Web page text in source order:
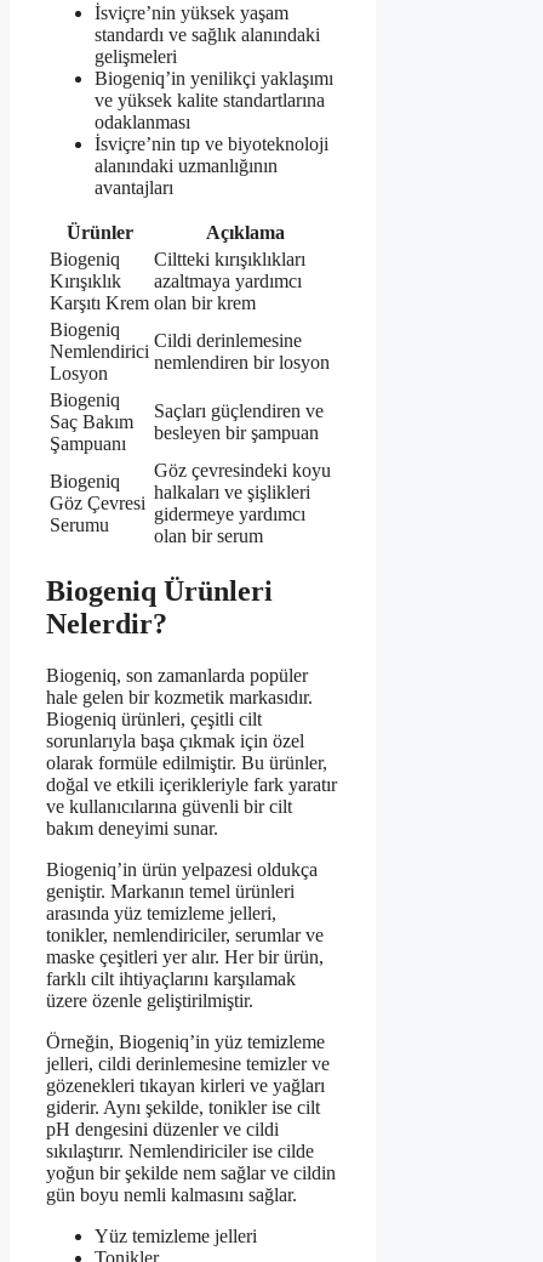
İsviçre’nin yüksek yaşam
standardı ve sağlık alanındaki
gelişmeleri
Biogeniq’in yenilikçi yaklaşımı
ve yüksek kalite standartlarına
odaklanması
İsviçre’nin tıp ve biyoteknoloji
alanındaki uzmanlığının
avantajları
Ürünler
Açıklama
Biogeniq
Kırışıklık
Karşıtı Krem
Ciltteki kırışıklıkları
azaltmaya yardımcı
olan bir krem
Biogeniq
Nemlendirici
Losyon
Cildi derinlemesine
nemlendiren bir losyon
Biogeniq
Saç Bakım
Şampuanı
Saçları güçlendiren ve
besleyen bir şampuan
Biogeniq
Göz Çevresi
Serumu
Göz çevresindeki koyu
halkaları ve şişlikleri
gidermeye yardımcı
olan bir serum
Biogeniq Ürünleri
Nelerdir?
Biogeniq, son zamanlarda popüler
hale gelen bir kozmetik markasıdır.
Biogeniq ürünleri, çeşitli cilt
sorunlarıyla başa çıkmak için özel
olarak formüle edilmiştir. Bu ürünler,
doğal ve etkili içerikleriyle fark yaratır
ve kullanıcılarına güvenli bir cilt
bakım deneyimi sunar.
Biogeniq’in ürün yelpazesi oldukça
geniştir. Markanın temel ürünleri
arasında yüz temizleme jelleri,
tonikler, nemlendiriciler, serumlar ve
maske çeşitleri yer alır. Her bir ürün,
farklı cilt ihtiyaçlarını karşılamak
üzere özenle geliştirilmiştir.
Örneğin, Biogeniq’in yüz temizleme
jelleri, cildi derinlemesine temizler ve
gözenekleri tıkayan kirleri ve yağları
giderir. Aynı şekilde, tonikler ise cilt
pH dengesini düzenler ve cildi
sıkılaştırır. Nemlendiriciler ise cilde
yoğun bir şekilde nem sağlar ve cildin
gün boyu nemli kalmasını sağlar.
Yüz temizleme jelleri
Tonikler